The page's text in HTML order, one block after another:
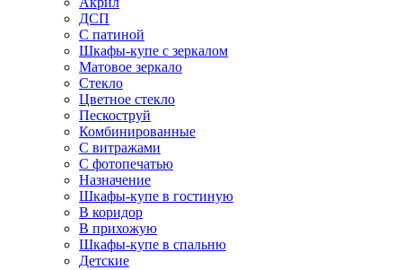
ДСП
С патиной
Шкафы-купе с зеркалом
Матовое зеркало
Стекло
Цветное стекло
Пескоструй
Комбинированные
С витражами
С фотопечатью
Назначение
Шкафы-купе в гостиную
В коридор
В прихожую
Шкафы-купе в спальню
Детские